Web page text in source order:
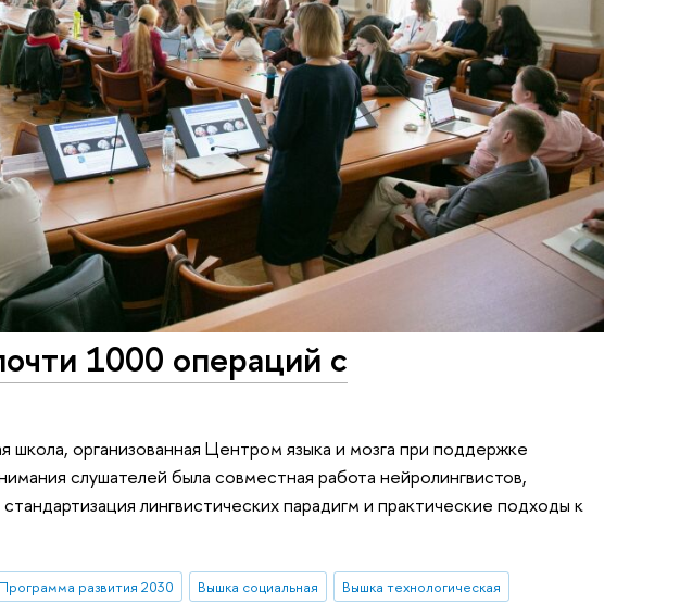
1000 операций с
организованная Центром языка и мозга при поддержке
слушателей была совместная работа нейролингвистов,
лингвистических парадигм и практические подходы к
Программа развития 2030 Вышка социальная
Вышка технологическая